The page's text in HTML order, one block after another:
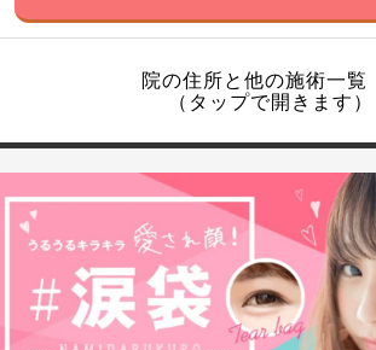
院の住所と他の施術一覧
（タップで開きます）